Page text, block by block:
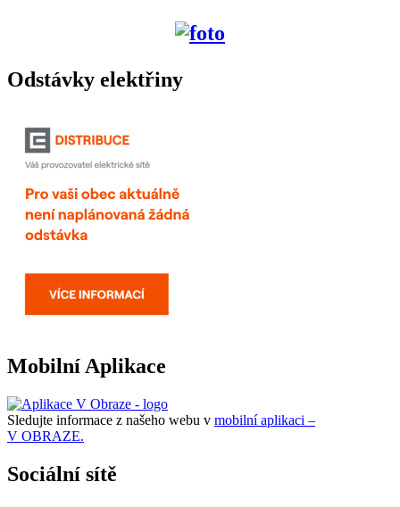
Odstávky elektřiny
Mobilní Aplikace
Sledujte informace z našeho webu v mobilní aplikaci –
V OBRAZE.
Sociální sítě